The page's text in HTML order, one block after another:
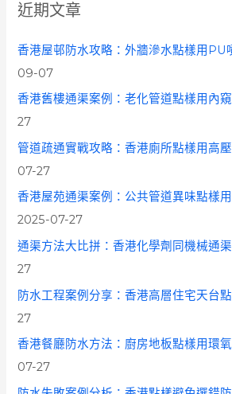
h
f
o
近期文章
香港屋邨防水攻略：外牆滲水點樣用PU
09-07
香港舊樓通渠案例：老化管道點樣用內
27
管道疏通實戰攻略：香港廁所點樣用高
07-27
香港屋苑通渠案例：公共管道異味點樣
2025-07-27
通渠方法大比拼：香港化學劑同機械通
27
防水工程案例分享：香港高層住宅天台
27
香港餐廳防水方法：廚房地板點樣用環
07-27